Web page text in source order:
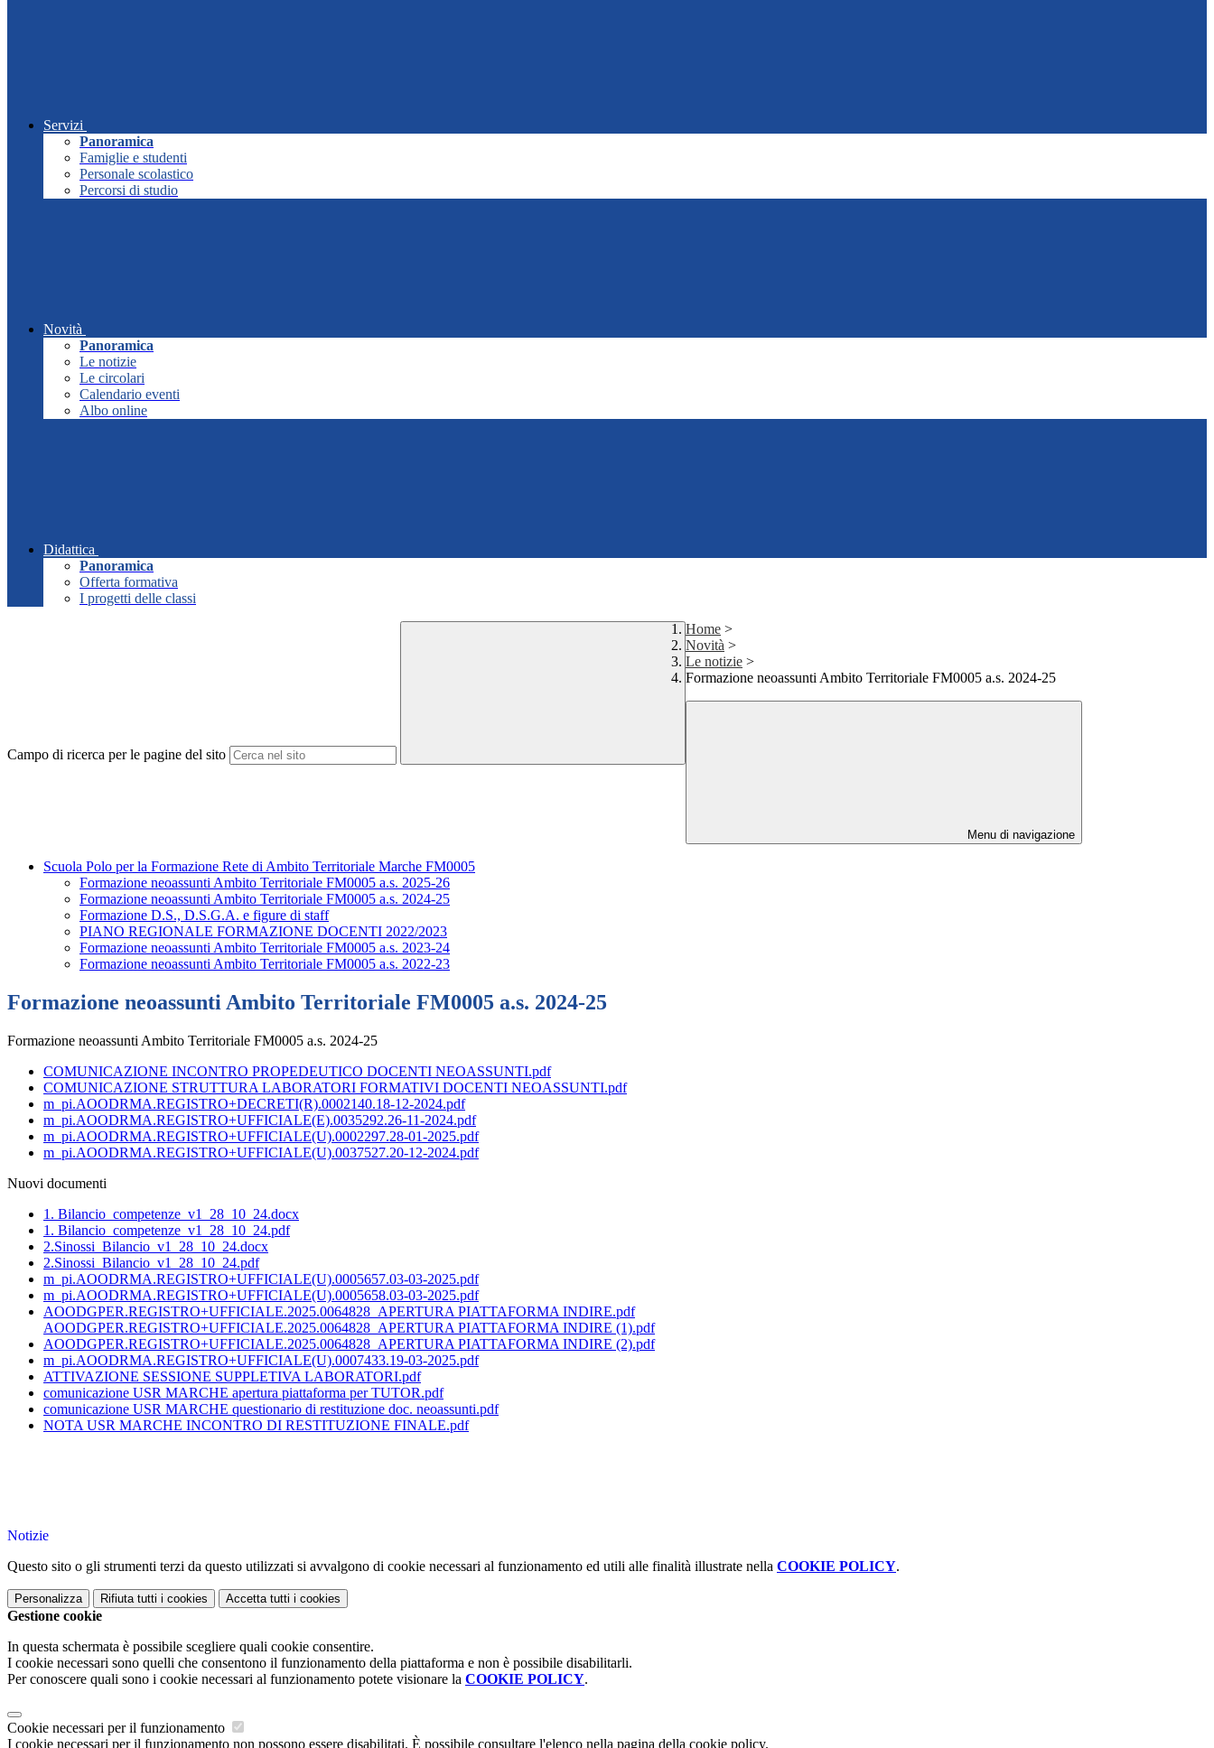
Servizi
Panoramica
Famiglie e studenti
Personale scolastico
Percorsi di studio
Novità
Panoramica
Le notizie
Le circolari
Calendario eventi
Albo online
Didattica
Panoramica
Offerta formativa
I progetti delle classi
Campo di ricerca per le pagine del sito
Home >
Novità >
Le notizie >
Formazione neoassunti Ambito Territoriale FM0005 a.s. 2024-25
Menu di navigazione
Scuola Polo per la Formazione Rete di Ambito Territoriale Marche FM0005
Formazione neoassunti Ambito Territoriale FM0005 a.s. 2025-26
Formazione neoassunti Ambito Territoriale FM0005 a.s. 2024-25
Formazione D.S., D.S.G.A. e figure di staff
PIANO REGIONALE FORMAZIONE DOCENTI 2022/2023
Formazione neoassunti Ambito Territoriale FM0005 a.s. 2023-24
Formazione neoassunti Ambito Territoriale FM0005 a.s. 2022-23
Formazione neoassunti Ambito Territoriale FM0005 a.s. 2024-25
Formazione neoassunti Ambito Territoriale FM0005 a.s. 2024-25
COMUNICAZIONE INCONTRO PROPEDEUTICO DOCENTI NEOASSUNTI.pdf
COMUNICAZIONE STRUTTURA LABORATORI FORMATIVI DOCENTI NEOASSUNTI.pdf
m_pi.AOODRMA.REGISTRO+DECRETI(R).0002140.18-12-2024.pdf
m_pi.AOODRMA.REGISTRO+UFFICIALE(E).0035292.26-11-2024.pdf
m_pi.AOODRMA.REGISTRO+UFFICIALE(U).0002297.28-01-2025.pdf
m_pi.AOODRMA.REGISTRO+UFFICIALE(U).0037527.20-12-2024.pdf
Nuovi documenti
1. Bilancio_competenze_v1_28_10_24.docx
1. Bilancio_competenze_v1_28_10_24.pdf
2.Sinossi_Bilancio_v1_28_10_24.docx
2.Sinossi_Bilancio_v1_28_10_24.pdf
m_pi.AOODRMA.REGISTRO+UFFICIALE(U).0005657.03-03-2025.pdf
m_pi.AOODRMA.REGISTRO+UFFICIALE(U).0005658.03-03-2025.pdf
AOODGPER.REGISTRO+UFFICIALE.2025.0064828_APERTURA PIATTAFORMA INDIRE.pdf
AOODGPER.REGISTRO+UFFICIALE.2025.0064828_APERTURA PIATTAFORMA INDIRE (1).pdf
AOODGPER.REGISTRO+UFFICIALE.2025.0064828_APERTURA PIATTAFORMA INDIRE (2).pdf
m_pi.AOODRMA.REGISTRO+UFFICIALE(U).0007433.19-03-2025.pdf
ATTIVAZIONE SESSIONE SUPPLETIVA LABORATORI.pdf
comunicazione USR MARCHE apertura piattaforma per TUTOR.pdf
comunicazione USR MARCHE questionario di restituzione doc. neoassunti.pdf
NOTA USR MARCHE INCONTRO DI RESTITUZIONE FINALE.pdf
Notizie
Questo sito o gli strumenti terzi da questo utilizzati si avvalgono di cookie necessari al funzionamento ed utili alle finalità illustrate nella COOKIE POLICY.
Personalizza Rifiuta tutti i cookies Accetta tutti i cookies
Gestione cookie
In questa schermata è possibile scegliere quali cookie consentire.
I cookie necessari sono quelli che consentono il funzionamento della piattaforma e non è possibile disabilitarli.
Per conoscere quali sono i cookie necessari al funzionamento potete visionare la COOKIE POLICY.
Cookie necessari per il funzionamento
I cookie necessari per il funzionamento non possono essere disabilitati. È possibile consultare l'elenco nella pagina della cookie policy.